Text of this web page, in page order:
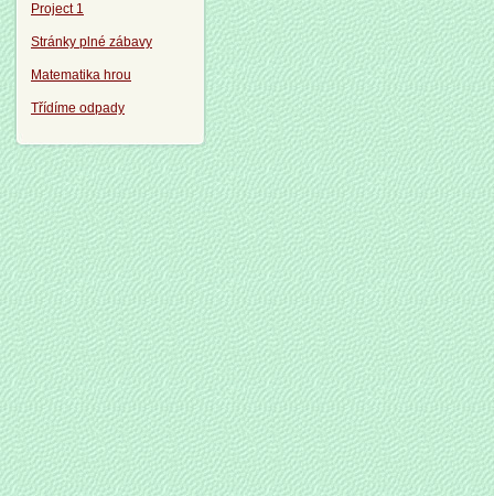
Project 1
Stránky plné zábavy
Matematika hrou
Třídíme odpady